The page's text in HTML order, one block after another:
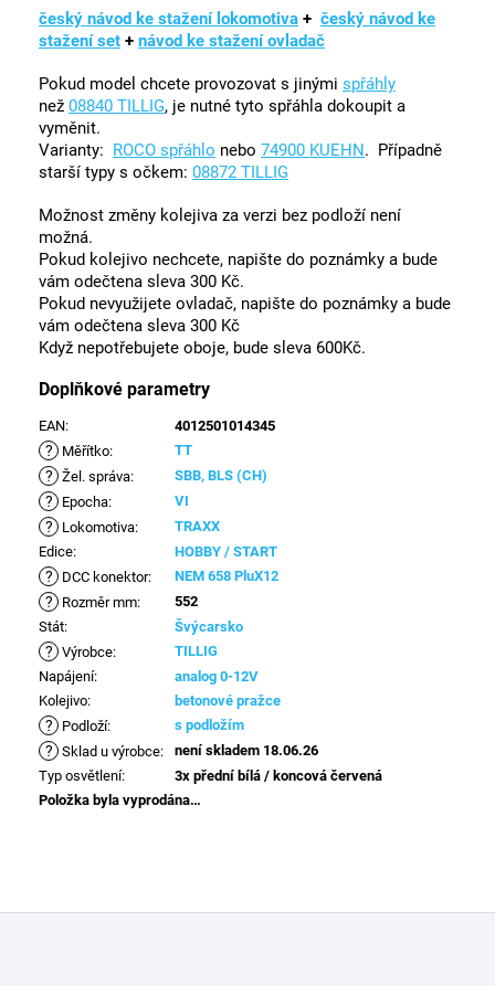
český návod ke stažení lokomotiva + český návod ke
stažení set + návod ke stažení ovladač
Pokud model chcete provozovat s jinými spřáhly
než 08840 TILLIG, je nutné tyto spřáhla dokoupit a
vyměnit.
Varianty:
ROCO spřáhlo nebo 74900 KUEHN . Případně
starší typy s očkem: 08872 TILLIG
Možnost změny kolejiva za verzi bez podloží není
možná.
Pokud kolejivo nechcete, napište do poznámky a bude
vám odečtena sleva 300 Kč.
Pokud nevyužijete ovladač, napište do poznámky a bude
vám odečtena sleva 300 Kč
Když nepotřebujete oboje, bude sleva 600Kč.
Doplňkové parametry
EAN: 4012501014345
? Měřítko: TT
? Žel. správa: SBB, BLS (CH)
? Epocha: VI
? Lokomotiva:
TRAXX
Edice: HOBBY / START
? DCC konektor: NEM 658 PluX12
? Rozměr mm:
552
Stát: Švýcarsko
? Výrobce:
TILLIG
Napájení:
analog 0-12V
Kolejivo: betonové pražce
? Podloží: s podložím
? Sklad u výrobce:
není skladem 18.06.26
Typ osvětlení:
3x přední bílá / koncová červená
Položka byla vyprodána…